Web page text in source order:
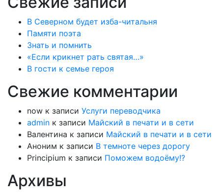
В Северном будет изба-читальня
Памяти поэта
Знать и помнить
«Если крикнет рать святая…»
В гости к семье героя
Свежие комментарии
now к записи Услуги переводчика
admin к записи Майский в печати и в сети
Валентина к записи Майский в печати и в сети
Аноним к записи В темноте через дорогу
Principium к записи Поможем водоёму!?
Архивы